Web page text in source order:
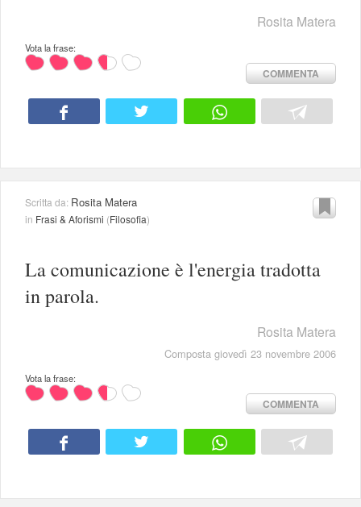
Rosita Matera
Vota la frase:
COMMENTA
Scritta da: Rosita Matera
in Frasi & Aforismi (Filosofia)
La comunicazione è l'energia tradotta
in parola.
Rosita Matera
Composta giovedì 23 novembre 2006
Vota la frase:
COMMENTA